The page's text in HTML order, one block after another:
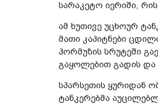
სარაკეტო იერიში,
ამ ხუთივე უცხოურ
მათი კაპიტნები
ჰორმუზის სრუტეში
გაყოლებით გადის და
სპარსეთის ყურიდან
ტანკერებმა